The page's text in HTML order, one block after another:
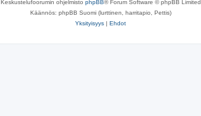
Keskustelufoorumin ohjelmisto phpBB® Forum Software © phpBB Limited
Käännös: phpBB Suomi (lurttinen, harritapio, Pettis)
Yksityisyys | Ehdot